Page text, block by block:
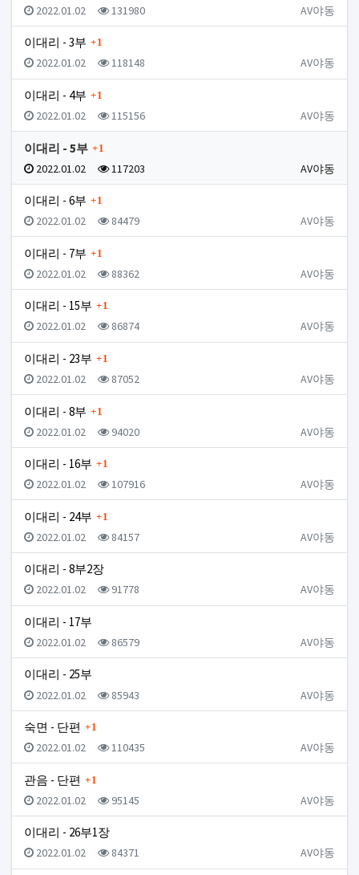
등록자
AV야동
등록일
2022.01.02 조회
131980
이대리 - 3부 댓글
1
등록자
AV야동
등록일
2022.01.02 조회
118148
이대리 - 4부 댓글
1
등록자
AV야동
등록일
2022.01.02 조회
115156
이대리 - 5부 댓글
1
등록자
AV야동
등록일
2022.01.02 조회
117203
이대리 - 6부 댓글
1
등록자
AV야동
등록일
2022.01.02 조회
84479
이대리 - 7부 댓글
1
등록자
AV야동
등록일
2022.01.02 조회
88362
이대리 - 15부 댓글
1
등록자
AV야동
등록일
2022.01.02 조회
86874
이대리 - 23부 댓글
1
등록자
AV야동
등록일
2022.01.02 조회
87052
이대리 - 8부 댓글
1
등록자
AV야동
등록일
2022.01.02 조회
94020
이대리 - 16부 댓글
1
등록자
AV야동
등록일
2022.01.02 조회
107916
이대리 - 24부 댓글
1
등록자
AV야동
등록일
2022.01.02 조회
84157
이대리 - 8부2장
등록자
AV야동
등록일
2022.01.02 조회
91778
이대리 - 17부
등록자
AV야동
등록일
2022.01.02 조회
86579
이대리 - 25부
등록자
AV야동
등록일
2022.01.02 조회
85943
숙면 - 단편 댓글
1
등록자
AV야동
등록일
2022.01.02 조회
110435
관음 - 단편 댓글
1
등록자
AV야동
등록일
2022.01.02 조회
95145
이대리 - 26부1장
등록자
AV야동
등록일
2022.01.02 조회
84371